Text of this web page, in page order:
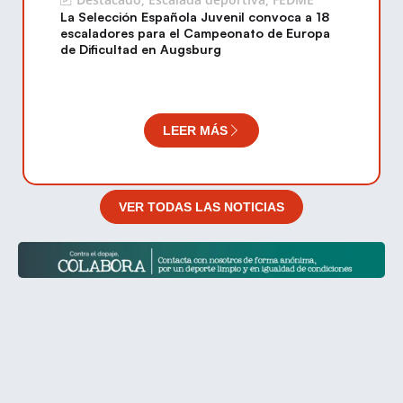
La Selección Española Juvenil convoca a 18
escaladores para el Campeonato de Europa
de Dificultad en Augsburg
LEER MÁS
VER TODAS LAS NOTICIAS